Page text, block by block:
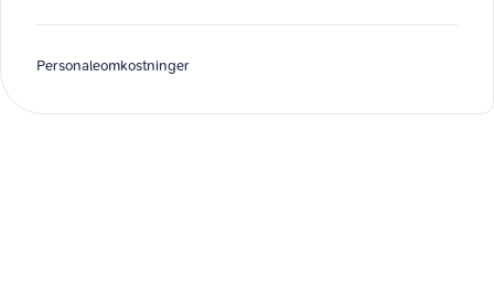
Personaleomkostninger